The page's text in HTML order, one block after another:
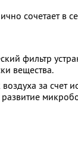
сочетает в
фильтр
вещества.
за счет